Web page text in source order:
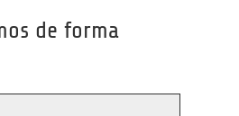
de forma